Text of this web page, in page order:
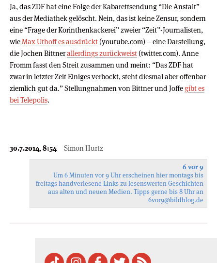
Ja, das ZDF hat eine Folge der Kabarettsendung “Die Anstalt”
aus der Mediathek gelöscht. Nein, das ist keine Zensur, sondern
eine “Frage der Korinthenkackerei” zweier “Zeit”-Journalisten,
wieMax Uthoff es ausdrückt (youtube.com) – eine Darstellung,
die Jochen Bittnerallerdings zurückweist (twitter.com). Anne
Fromm fasst den Streit zusammen und meint: “Das ZDF hat
zwar in letzter Zeit Einiges verbockt, steht diesmal aber offenbar
ziemlich gut da.” Stellungnahmen von Bittner und Joffe gibt es
bei Telepolis.
30.7.2014, 8:54 Simon Hurtz
6 vor 9
Um 6 Minuten vor 9 Uhr erscheinen hier montags bis
freitags handverlesene Links zu lesenswerten Geschichten
aus alten und neuen Medien. Tipps gerne bis 8 Uhr an
6vor9@bildblog.de